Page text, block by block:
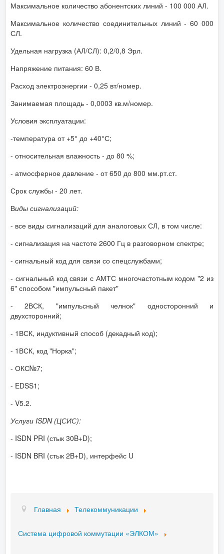
Максимальное количество абонентских линий - 100 000 АЛ.
Максимальное количество соединительных линий - 60 000
СЛ.
Удельная нагрузка (АЛ/СЛ): 0,2/0,8 Эрл.
Напряжение питания: 60 В.
Расход электроэнергии - 0,25 вт/номер.
Занимаемая площадь - 0,0003 кв.м/номер.
Условия эксплуатации:
-температура от +5° до +40°С;
- относительная влажность - до 80 %;
- атмосферное давление - от 650 до 800 мм.рт.ст.
Срок службы - 20 лет.
Виды сигнализаций:
- все виды сигнализаций для аналоговых СЛ, в том числе:
- сигнализация на частоте 2600 Гц в разговорном спектре;
- сигнальный код для связи со спецслужбами;
- сигнальный код связи с АМТС многочастотным кодом "2 из
6" способом "импульсный пакет"
- 2ВСК, "импульсный челнок" односторонний и
двухсторонний;
- 1ВСК, индуктивный способ (декадный код);
- 1ВСК, код "Норка";
- ОКС№7;
- EDSS1;
- V5.2.
Услуги ISDN (ЦСИС):
- ISDN PRI (стык 30B+D);
- ISDN BRI (стык 2B+D), интерфейс U
Главная Телекоммуникации
Система цифровой коммутации «ЭЛКОМ»